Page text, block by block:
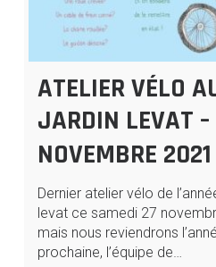
ATELIER VÉLO
JARDIN LEVAT –
NOVEMBRE 2021
Dernier atelier vélo de
levat ce samedi 27
mais nous reviendrons
prochaine, l’équipe de…